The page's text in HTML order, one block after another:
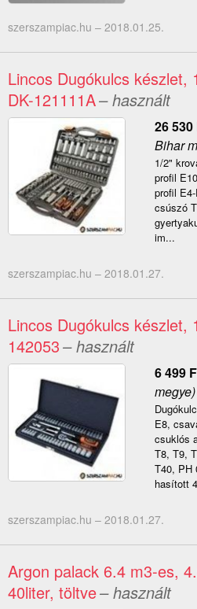
szerszampiac.hu – 2018.01.25.
Lincos Dugókulcs készlet,
DK-121111A– használt
26 530
Bihar
1/2"
profil
profil
csúszó
im...
szerszampiac.hu – 2018.01.27.
Lincos Dugókulcs készlet,
142053– használt
6 499
megye)
E8,
csuklós
T8, T9,
T40, PH
hasított
szerszampiac.hu – 2018.01.27.
Argon palack 6.4 m3-es,
40liter, töltve– használt